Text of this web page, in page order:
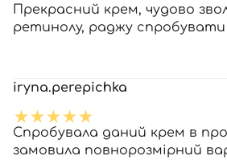
Прекрасний крем, чудово
ретинолу, раджу спробувати
iryna.perepichka
Спробувала даний крем в
замовила повнорозмірний